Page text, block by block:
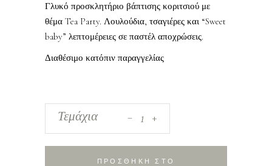
Γλυκό προσκλητήριο βάπτισης κοριτσιού με
θέμα Tea Party. Λουλούδια, τσαγιέρες και “Sweet
baby” λεπτομέρειες σε παστέλ αποχρώσεις.
Διαθέσιμο κατόπιν παραγγελίας
Προσκλητήριο
Τεμάχια +
ΠΡΟΣΘΗΚΗ ΣΤΟ